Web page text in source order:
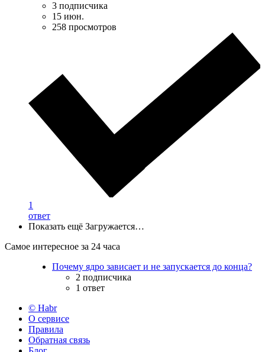
3 подписчика
15 июн.
258 просмотров
1
ответ
Показать ещё Загружается…
Самое интересное за 24 часа
Почему ядро зависает и не запускается до конца?
2 подписчика
1 ответ
© Habr
О сервисе
Правила
Обратная связь